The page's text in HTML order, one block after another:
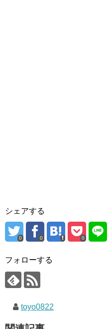
シェアする
0 0 0
フォローする
toyo0822